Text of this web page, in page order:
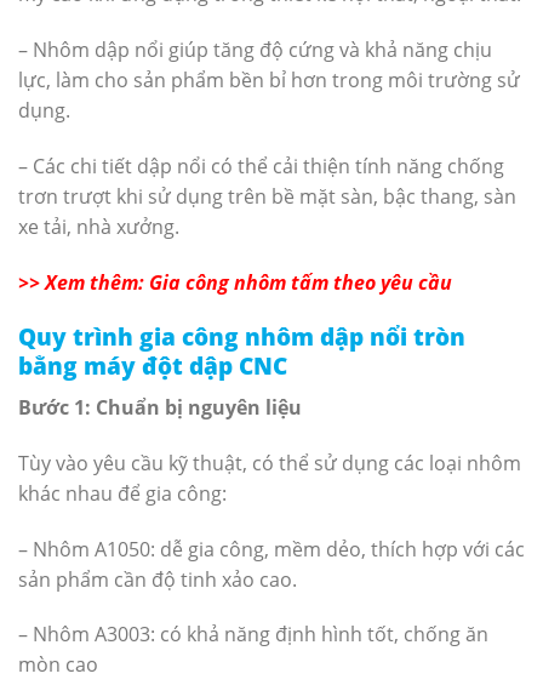
– Nhôm dập nổi giúp tăng độ cứng và khả năng chịu
lực, làm cho sản phẩm bền bỉ hơn trong môi trường sử
dụng.
– Các chi tiết dập nổi có thể cải thiện tính năng chống
trơn trượt khi sử dụng trên bề mặt sàn, bậc thang, sàn
xe tải, nhà xưởng.
>> Xem thêm: Gia công nhôm tấm theo yêu cầu
Quy trình gia công nhôm dập nổi tròn
bằng máy đột dập CNC
Bước 1: Chuẩn bị nguyên liệu
Tùy vào yêu cầu kỹ thuật, có thể sử dụng các loại nhôm
khác nhau để gia công:
– Nhôm A1050: dễ gia công, mềm dẻo, thích hợp với các
sản phẩm cần độ tinh xảo cao.
– Nhôm A3003: có khả năng định hình tốt, chống ăn
mòn cao